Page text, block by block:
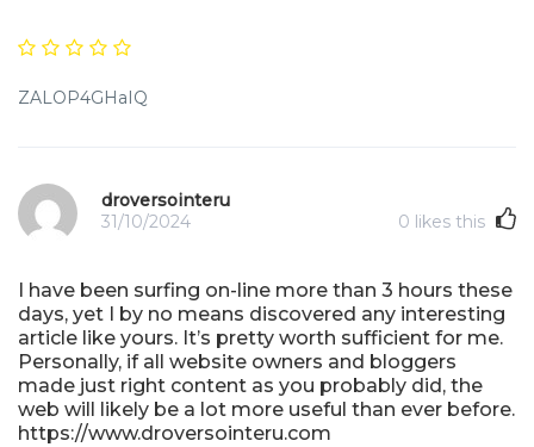
ZALOP4GHaIQ
droversointeru
31/10/2024
0 likes this
I have been surfing on-line more than 3 hours these
days, yet I by no means discovered any interesting
article like yours. It’s pretty worth sufficient for me.
Personally, if all website owners and bloggers
made just right content as you probably did, the
web will likely be a lot more useful than ever before.
https://www.droversointeru.com